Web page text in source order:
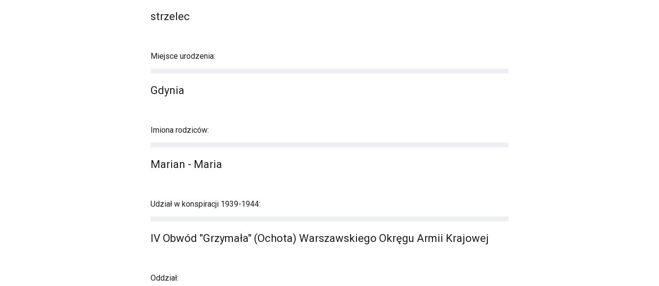
strzelec
Miejsce urodzenia:
Gdynia
Imiona rodziców:
Marian - Maria
Udział w konspiracji 1939-1944:
IV Obwód "Grzymała" (Ochota) Warszawskiego Okręgu Armii Krajowej
Oddział: